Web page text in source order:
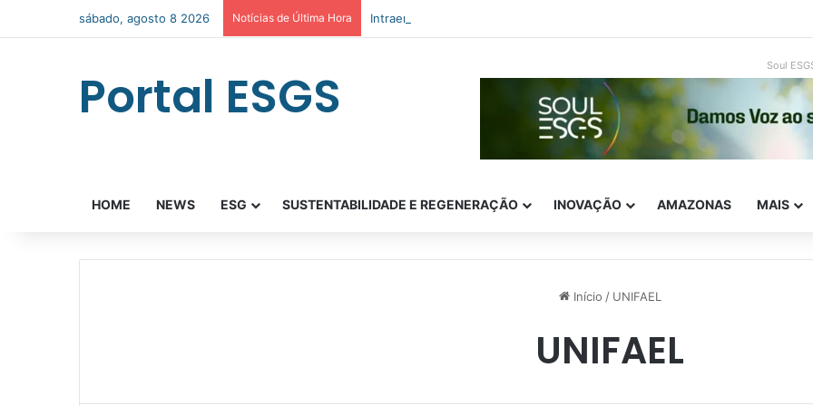
sábado, agosto 8 2026 Notícias de Última Hora Intraempreendedorismo e ESG: como inovar com impacto real
Portal ESGS Soul
HOME NEWS ESG SUSTENTABILIDADE E REGENERAÇÃO INOVAÇÃO AMAZONAS MAIS
Início / UNIFAEL
UNIFAEL